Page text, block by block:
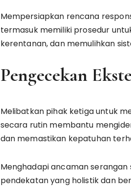
Mempersiapkan rencana
termasuk memiliki prosedur
kerentanan, dan memulihkan
Pengecekan
Melibatkan pihak ketiga untuk
secara rutin membantu
dan memastikan kepatuhan
Menghadapi ancaman
pendekatan yang holistik dan